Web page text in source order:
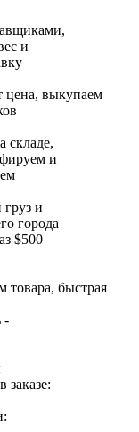
и
цена, выкупаем
складе,
и
и
города
$500
товара, быстрая
-
заказе: